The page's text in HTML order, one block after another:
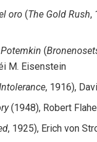
oro (The Gold Rush,
(
M. Eisenstein
, 1916),
(1948), Robert
, 1925), Erich von